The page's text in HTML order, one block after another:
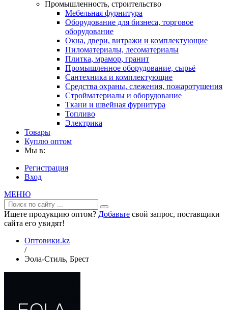
Промышленность, строительство
Мебельная фурнитура
Оборудование для бизнеса, торговое
оборудование
Окна, двери, витражи и комплектующие
Пиломатериалы, лесоматериалы
Плитка, мрамор, гранит
Промышленное оборудование, сырьё
Сантехника и комплектующие
Средства охраны, слежения, пожаротушения
Стройматериалы и оборудование
Ткани и швейная фурнитура
Топливо
Электрика
Товары
Куплю оптом
Мы в:
Регистрация
Вход
МЕНЮ
Ищете продукцию оптом? Добавьте свой запрос, поставщики
сайта его увидят!
Оптовики.kz
/
Эола-Стиль, Брест